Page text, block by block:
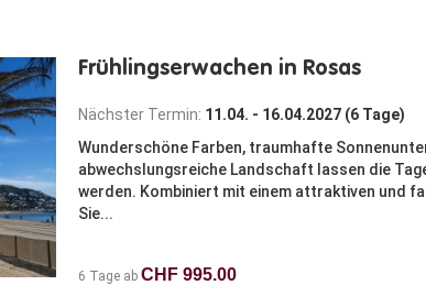
Frühlingserwachen in Rosas
Nächster Termin: 11.04. - 16.04.2027 (6 Tage)
Wunderschöne Farben, traumhafte
abwechslungsreiche Landschaft lassen die
werden. Kombiniert mit einem attraktiven und
Sie...
6 Tage abCHF 995.00